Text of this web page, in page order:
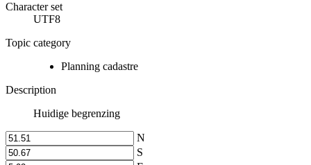
Character set
UTF8
Topic category
Planning cadastre
Description
Huidige begrenzing
N
S